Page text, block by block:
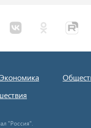
Экономика
"Россия".